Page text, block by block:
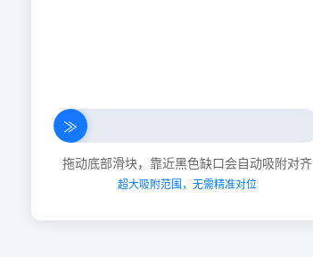
≫
拖动底部滑块，靠近黑色缺口会自动吸附对齐
超大吸附范围，无需精准对位